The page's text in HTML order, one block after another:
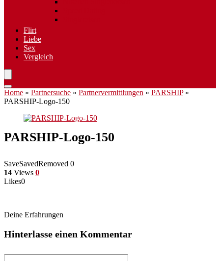
Flirt
Liebe
Sex
Vergleich
Home » Partnersuche » Partnervermittlungen » PARSHIP»
PARSHIP-Logo-150
PARSHIP-Logo-150
SaveSavedRemoved 0
14 Views 0
Likes0
Deine Erfahrungen
Hinterlasse einen Kommentar